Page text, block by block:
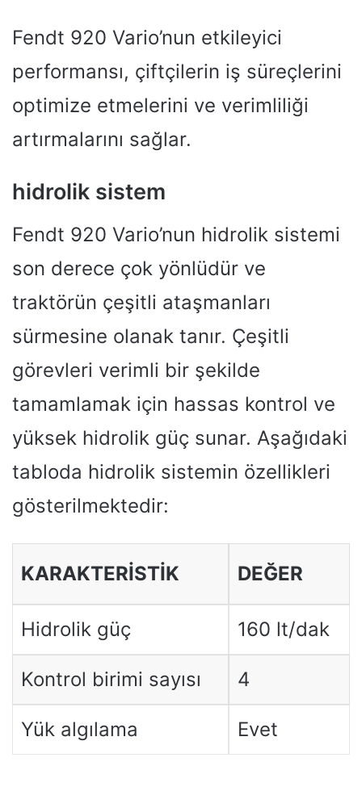
Fendt 920 Vario’nun etkileyici
performansı, çiftçilerin iş süreçlerini
optimize etmelerini ve verimliliği
artırmalarını sağlar.
hidrolik sistem
Fendt 920 Vario’nun hidrolik sistemi
son derece çok yönlüdür ve
traktörün çeşitli ataşmanları
sürmesine olanak tanır. Çeşitli
görevleri verimli bir şekilde
tamamlamak için hassas kontrol ve
yüksek hidrolik güç sunar. Aşağıdaki
tabloda hidrolik sistemin özellikleri
gösterilmektedir:
KARAKTERISTIK DEĞER
Hidrolik güç 160 lt/dak
Kontrol birimi sayısı 4
Yük algılama Evet